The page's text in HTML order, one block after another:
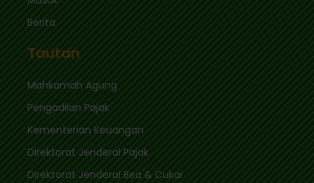
Berita
Tautan
Mahkamah Agung
Pengadilan Pajak
Kementerian Keuangan
Direktorat Jenderal Pajak
Direktorat Jenderal Bea & Cukai